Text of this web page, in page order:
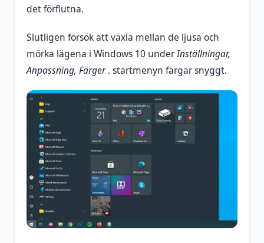
det förflutna.
Slutligen försök att växla mellan de ljusa och
mörka lägena i Windows 10 underInställningar,
Anpassning, Färger. startmenyn färgar snyggt.